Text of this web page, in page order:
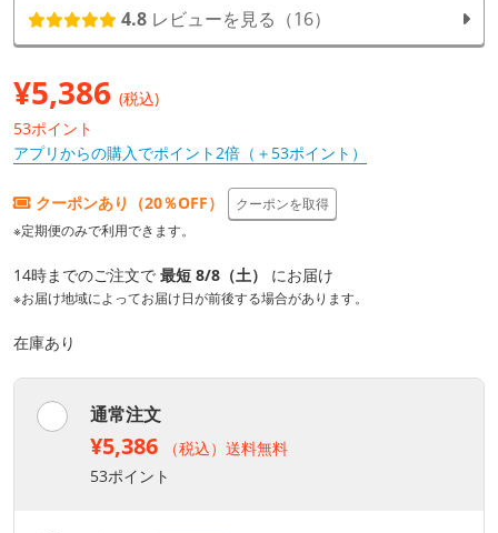
4.8 レビューを見る（16）
¥5,386 (税込)
53ポイント
アプリからの購入でポイント2倍（＋53ポイント）
クーポンあり（20％OFF）
クーポンを取得
※定期便のみで利用できます。
14時までのご注文で 最短 8/8（土） にお届け
※お届け地域によってお届け日が前後する場合があります。
在庫あり
通常注文
¥5,386
（税込）送料無料
53ポイント